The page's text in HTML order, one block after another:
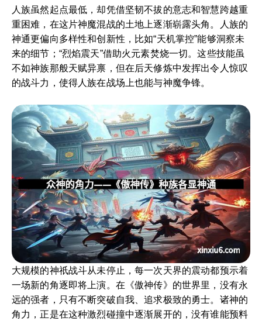
人族虽然起点最低，却凭借坚韧不拔的意志和智慧跨越重
重困难，在这片神魔混战的土地上逐渐崭露头角。人族的
神通更偏向多样性和创新性，比如“天机掌控”能够洞察未
来的细节；“烈焰震天”借助火元素焚烧一切。这些技能虽
不如神族那般天赋异禀，但在后天修炼中发挥出令人惊叹
的战斗力，使得人族在战场上也能与神魔争锋。
大规模的神祇战斗从未停止，每一次天界的震动都预示着
一场新的角逐即将上演。在《傲神传》的世界里，没有永
远的强者，只有不断突破自我、追求极致的勇士。诸神的
角力，正是在这种激烈碰撞中逐渐展开的，没有谁能预料